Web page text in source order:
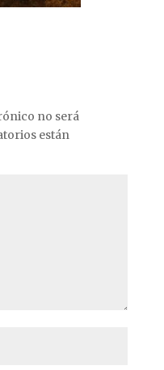
no será
están